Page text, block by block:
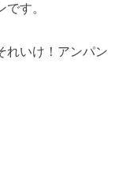
す。
れいけ！アンパン